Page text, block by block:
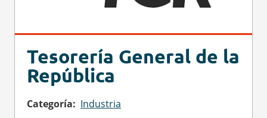
Tesorería General de la
República
Categoría Industria